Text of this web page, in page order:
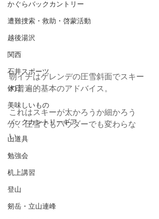
かぐらバックカントリー
遭難捜索・救助・啓蒙活動
越後湯沢
関西
石井スポーツ
休日
美味しいもの
バックカントリーギア
山道具
勉強会
机上講習
登山
剱岳・立山連峰
朝イチはゲレンデの圧雪斜面でスキー
の普遍的基本のアドバイス。
これはスキーが太かろうか細かろう
が、圧雪でもパウダーでも変わらな
い。